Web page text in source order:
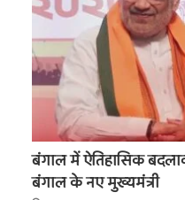
बंगाल में ऐतिहासिक
बंगाल के नए मुख्यमंत्री